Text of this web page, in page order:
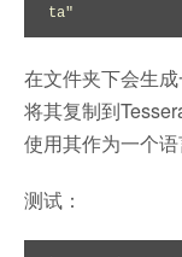
ta"
在文件夹下会生
将其复制到
使用其作为一个语
测试：